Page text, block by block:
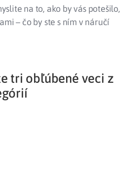
na to, ako by vás potešilo,
– čo by ste s ním v náručí
tri obľúbené veci z